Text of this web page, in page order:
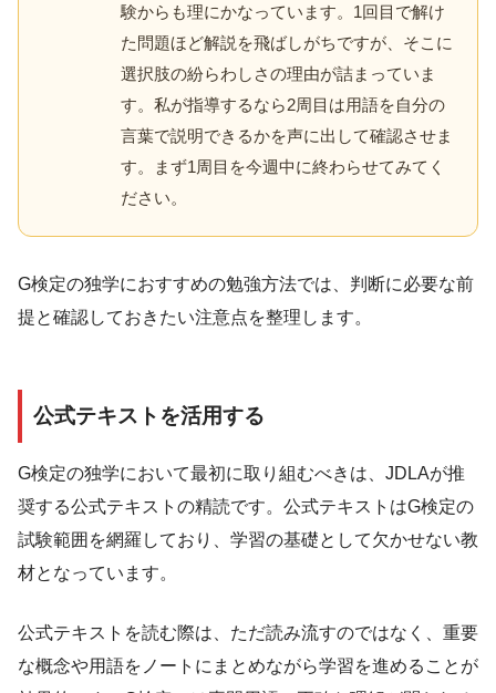
験からも理にかなっています。1回目で解け
た問題ほど解説を飛ばしがちですが、そこに
選択肢の紛らわしさの理由が詰まっていま
す。私が指導するなら2周目は用語を自分の
言葉で説明できるかを声に出して確認させま
す。まず1周目を今週中に終わらせてみてく
ださい。
G検定の独学におすすめの勉強方法では、判断に必要な前
提と確認しておきたい注意点を整理します。
公式テキストを活用する
G検定の独学において最初に取り組むべきは、JDLAが推
奨する公式テキストの精読です。公式テキストはG検定の
試験範囲を網羅しており、学習の基礎として欠かせない教
材となっています。
公式テキストを読む際は、ただ読み流すのではなく、重要
な概念や用語をノートにまとめながら学習を進めることが